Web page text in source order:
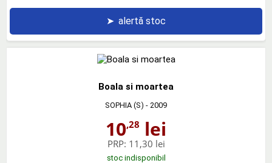
➤ alertă stoc
Boala si moartea
SOPHIA (S) - 2009
10,28 lei
PRP: 11,30 lei
stoc indisponibil